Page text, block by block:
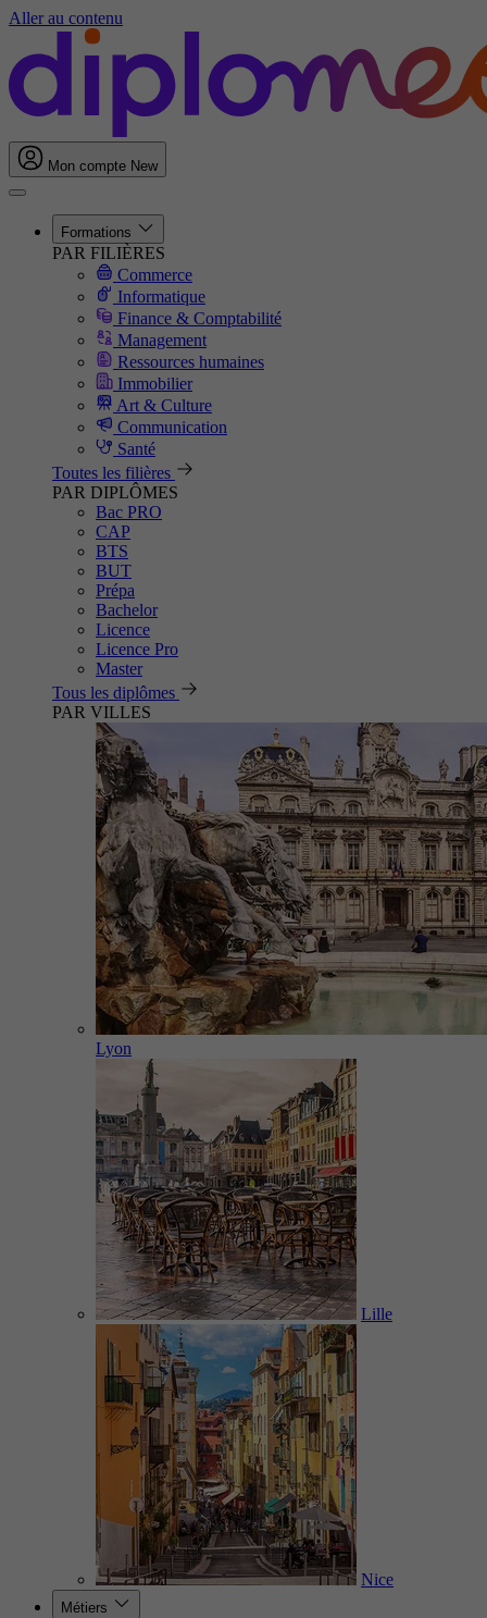
Aller au contenu
Mon compte New
Formations
PAR FILIÈRES
Commerce
Informatique
Finance & Comptabilité
Management
Ressources humaines
Immobilier
Art & Culture
Communication
Santé
Toutes les filières
PAR DIPLÔMES
Bac PRO
CAP
BTS
BUT
Prépa
Bachelor
Licence
Licence Pro
Master
Tous les diplômes
PAR VILLES
Lyon
Lille
Nice
Métiers